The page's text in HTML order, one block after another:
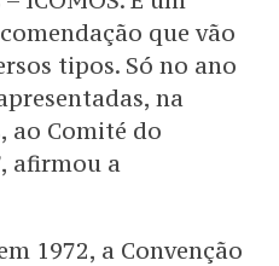
que vão
tipos. Só no ano
na
ao Comité do
afirmou a
1972, a Convenção